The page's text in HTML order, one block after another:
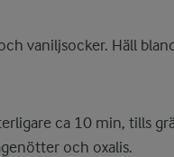
vaniljsocker. Häll
ca 10 min, tills
och oxalis.